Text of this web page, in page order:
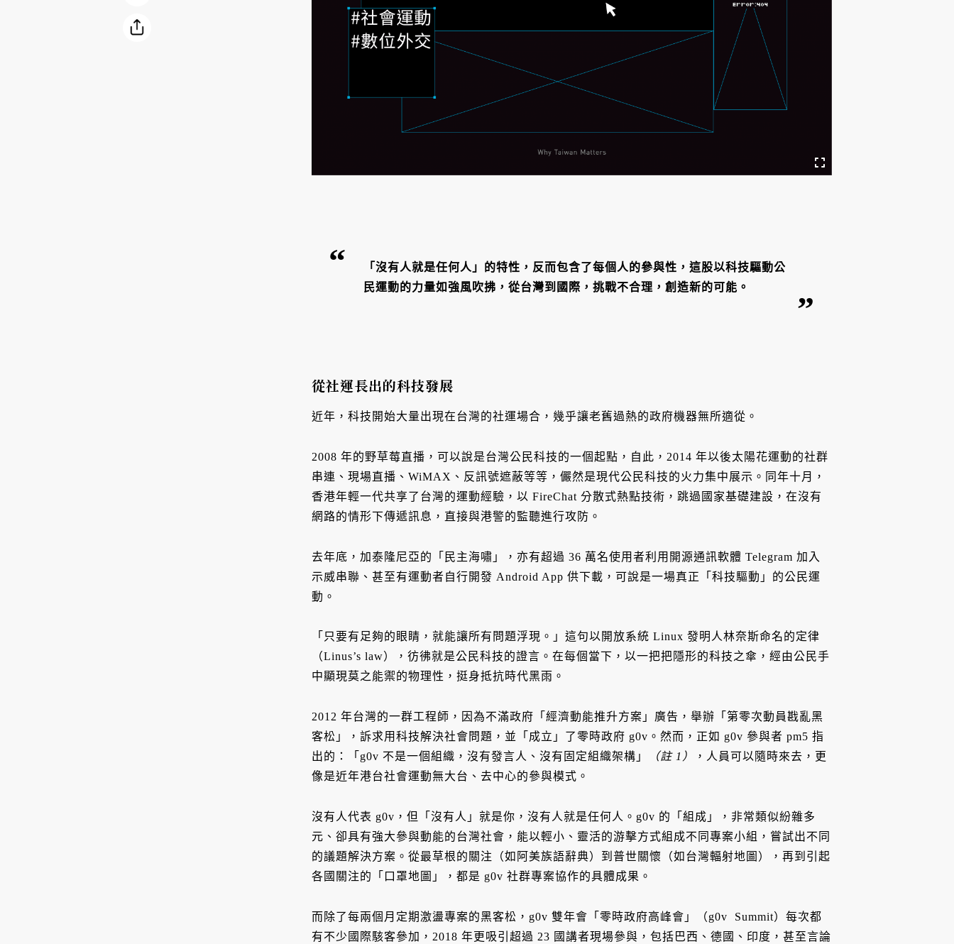
「沒有人就是任何人」的特性，反而包含了每個人的參與性，這股以科技驅動公
民運動的力量如強風吹拂，從台灣到國際，挑戰不合理，創造新的可能。
從社運長出的科技發展
近年，科技開始大量出現在台灣的社運場合，幾乎讓老舊過熱的政府機器無所適從。
2008 年的野草莓直播，可以說是台灣公民科技的一個起點，自此，2014 年以後太陽花運動的社群
串連、現場直播、WiMAX、反訊號遮蔽等等，儼然是現代公民科技的火力集中展示。同年十月，
香港年輕一代共享了台灣的運動經驗，以 FireChat 分散式熱點技術，跳過國家基礎建設，在沒有
網路的情形下傳遞訊息，直接與港警的監聽進行攻防。
去年底，加泰隆尼亞的「民主海嘯」，亦有超過 36 萬名使用者利用開源通訊軟體 Telegram 加入
示威串聯、甚至有運動者自行開發 Android App 供下載，可說是一場真正「科技驅動」的公民運
動。
「只要有足夠的眼睛，就能讓所有問題浮現。」這句以開放系統 Linux 發明人林奈斯命名的定律
（Linus’s law），彷彿就是公民科技的證言。在每個當下，以一把把隱形的科技之傘，經由公民手
中顯現莫之能禦的物理性，挺身抵抗時代黑雨。
2012 年台灣的一群工程師，因為不滿政府「經濟動能推升方案」廣告，舉辦「第零次動員戡亂黑
客松」，訴求用科技解決社會問題，並「成立」了零時政府 g0v。然而，正如 g0v 參與者 pm5 指
出的：「g0v 不是一個組織，沒有發言人、沒有固定組織架構」
（註 1）
，人員可以隨時來去，更
像是近年港台社會運動無大台、去中心的參與模式。
沒有人代表 g0v，但「沒有人」就是你，沒有人就是任何人。g0v 的「組成」，非常類似紛雜多
元、卻具有強大參與動能的台灣社會，能以輕小、靈活的游擊方式組成不同專案小組，嘗試出不同
的議題解決方案。從最草根的關注（如阿美族語辭典）到普世關懷（如台灣輻射地圖），再到引起
各國關注的「口罩地圖」，都是 g0v 社群專案協作的具體成果。
而除了每兩個月定期激盪專案的黑客松，g0v 雙年會「零時政府高峰會」（g0v Summit）每次都
有不少國際駭客參加，2018 年更吸引超過 23 國講者現場參與，包括巴西、德國、印度，甚至言論